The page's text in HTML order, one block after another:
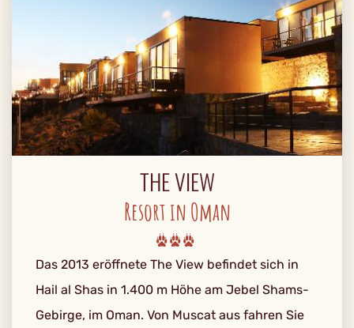
THE VIEW
Resort in Oman
Das 2013 eröffnete The View befindet sich in
Hail al Shas in 1.400 m Höhe am Jebel Shams-
Gebirge, im Oman. Von Muscat aus fahren Sie